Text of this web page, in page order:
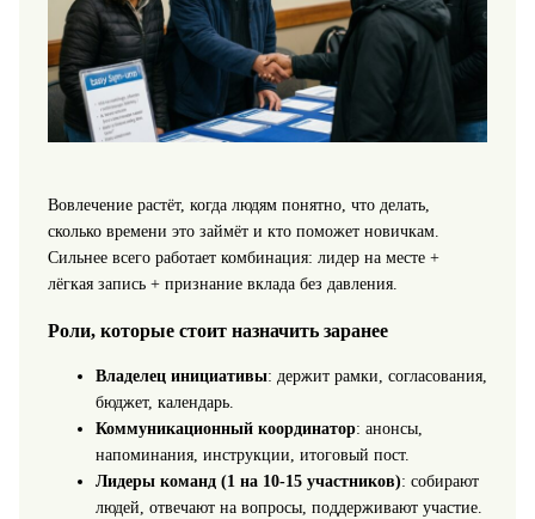
Вовлечение растёт, когда людям понятно, что делать,
сколько времени это займёт и кто поможет новичкам.
Сильнее всего работает комбинация: лидер на месте +
лёгкая запись + признание вклада без давления.
Роли, которые стоит назначить заранее
Владелец инициативы: держит рамки, согласования,
бюджет, календарь.
Коммуникационный координатор: анонсы,
напоминания, инструкции, итоговый пост.
Лидеры команд (1 на 10-15 участников): собирают
людей, отвечают на вопросы, поддерживают участие.